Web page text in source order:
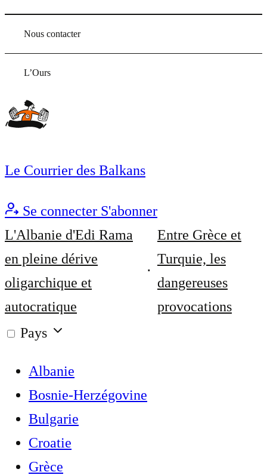
Nous contacter
L’Ours
Le Courrier des Balkans
Se connecter S'abonner
L'Albanie d'Edi Rama
en pleine dérive
oligarchique et
autocratique
Entre Grèce et
Turquie, les
dangereuses
provocations
Pays
Albanie
Bosnie-Herzégovine
Bulgarie
Croatie
Grèce